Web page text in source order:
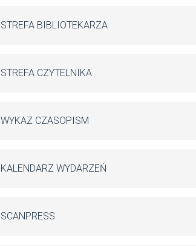
STREFA BIBLIOTEKARZA
STREFA CZYTELNIKA
WYKAZ CZASOPISM
KALENDARZ WYDARZEŃ
SCANPRESS